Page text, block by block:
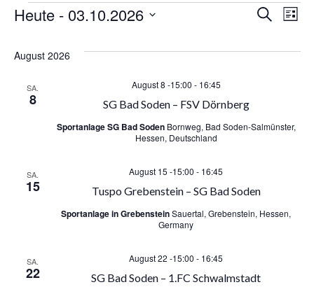
Veranstaltungen
V
e
t
l
Suche V
e
n
a
Liste
Heute - 03.10.2026
wählen.
August 2026
SA.
8 SG Bad Soden – FSV Dörnberg
August 8 -15:00 - 16:45
Sportanlage SG Bad Soden Bornweg, Bad Soden-Salmünster,
Hessen, Deutschland
SA.
15 Tuspo Grebenstein – SG Bad Soden
August 15 -15:00 - 16:45
Sportanlage in GrebensteinSauertal, Grebenstein, Hessen,
Germany
SA.
22 SG Bad Soden – 1.FC Schwalmstadt
August 22 -15:00 - 16:45